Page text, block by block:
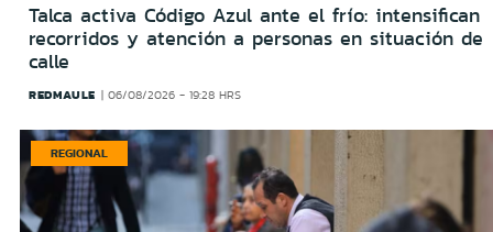
Talca activa Código Azul ante el frío: intensifican
recorridos y atención a personas en situación de
calle
REDMAULE 06/08/2026 - 19:28 HRS
REGIONAL